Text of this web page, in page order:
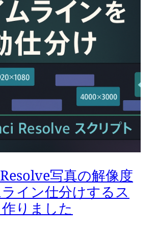
写真の解像度
イン仕分けするス
りました